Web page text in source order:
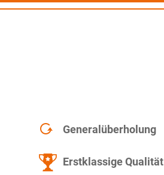
Generalüberholung
Erstklassige Qualität